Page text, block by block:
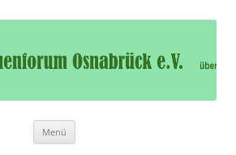
Osnabrück e.V.
– Wir öffnen Ihnen die Tür
Menü